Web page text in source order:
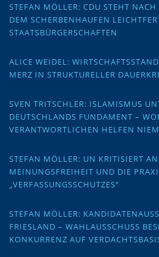
STEFAN MÖLLER: CDU STEHT
DEM SCHERBENHAUFEN
STAATSBÜRGERSCHAFTEN
ALICE WEIDEL:
MERZ IN STRUKTURELLER
SVEN TRITSCHLER: ISLAMISMUS
DEUTSCHLANDS FUNDAMENT –
VERANTWORTLICHEN HELFEN
STEFAN MÖLLER: UN KRITISIERT
MEINUNGSFREIHEIT UND DIE
„VERFASSUNGSSCHUTZES“
STEFAN MÖLLER:
FRIESLAND – WAHLAUSSCHUSS
KONKURRENZ AUF